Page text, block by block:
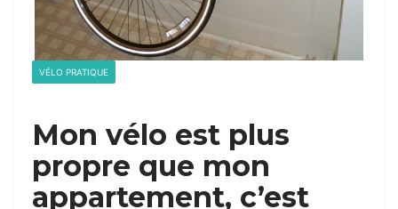
VÉLO PRATIQUE
Mon vélo est plus
propre que mon
appartement, c’est